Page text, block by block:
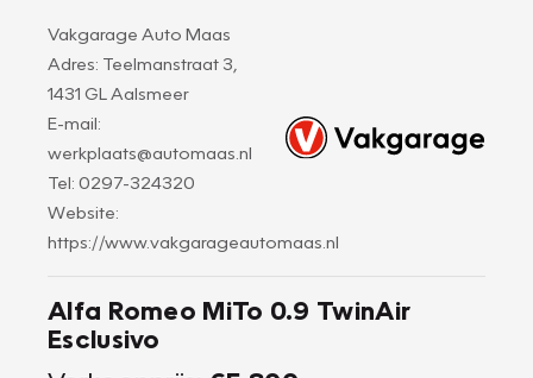
Vakgarage Auto Maas
Adres: Teelmanstraat 3,
1431 GL Aalsmeer
E-mail:
werkplaats@automaas.nl
Tel: 0297-324320
Website:
https://www.vakgarageautomaas.nl
Alfa Romeo MiTo 0.9 TwinAir
Esclusivo